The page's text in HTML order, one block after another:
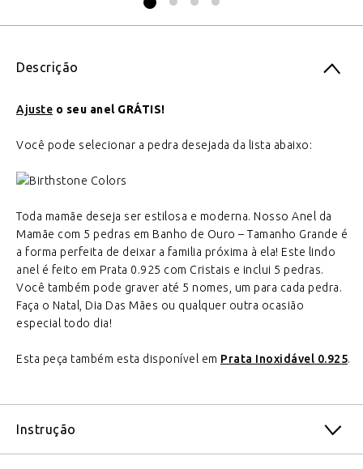
Descrição
Ajuste o seu anel GRÁTIS!
Você pode selecionar a pedra desejada da lista abaixo:
Toda mamãe deseja ser estilosa e moderna. Nosso Anel da
Mamãe com 5 pedras em Banho de Ouro – Tamanho Grande é
a forma perfeita de deixar a familia próxima à ela! Este lindo
anel é feito em Prata 0.925 com Cristais e inclui 5 pedras.
Você também pode graver até 5 nomes, um para cada pedra.
Faça o Natal, Dia Das Mães ou qualquer outra ocasião
especial todo dia!
Esta peça também esta disponível em Prata Inoxidável 0.925.
Instrução